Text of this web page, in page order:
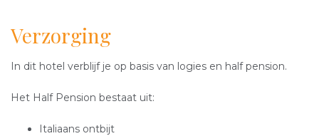
Verzorging
In dit hotel verblijf je op basis van logies en half pension.
Het Half Pension bestaat uit:
Italiaans ontbijt